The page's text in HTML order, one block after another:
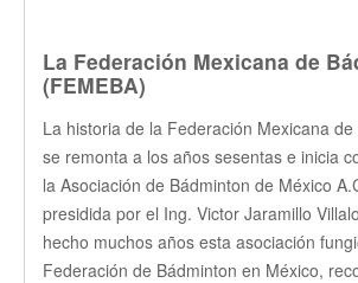
La Federación Mexicana de
(FEMEBA)
La historia de la Federación Mexicana
se remonta a los años sesentas e inicia
la Asociación de Bádminton de México
presidida por el Ing. Victor Jaramillo
hecho muchos años esta asociación
Federación de Bádminton en México,